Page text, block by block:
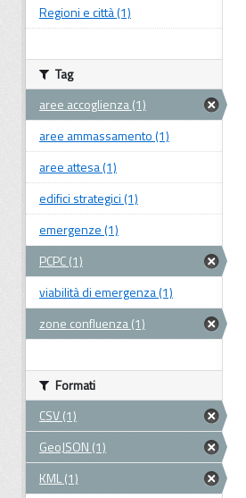
Regioni e città (1)
Tag
aree accoglienza (1)
aree ammassamento (1)
aree attesa (1)
edifici strategici (1)
emergenze (1)
PCPC (1)
viabilità di emergenza (1)
zone confluenza (1)
Formati
CSV (1)
GeoJSON (1)
KML (1)